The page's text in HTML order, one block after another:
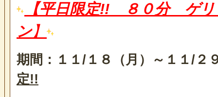
【平日限定!! ８０分 ゲリ
ン】
期間：１１/１８（月）～１１/
定!!